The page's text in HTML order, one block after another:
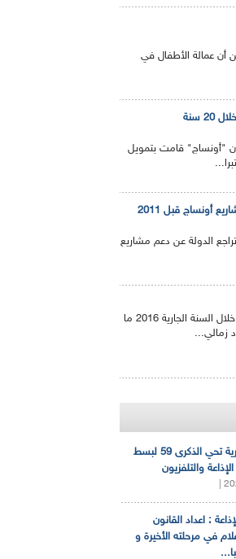
أن عمالة الأطفال في
أن "أونساج" قامت بتمويل
أونساج قبل 2011
الدولة عن دعم مشاريع
ستمول الوكالة الوطنية لدعم تشغيل الشباب (ANSEJ) خلال السنة الجارية 2016 ما
الإذاعة الجزائرية تحي الذكرى 59 لبسط
والتلفزيون
: اعداد القانون
في مرحلته الأخيرة و